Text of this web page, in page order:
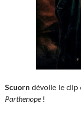
Scuorn dévoile le clip
Parthenope !